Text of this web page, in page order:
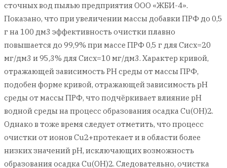
сточных вод пылью предприятия ООО «ЖБИ-4».
Показано, что при увеличении массы добавки ПРФ до 0,5
г на 100 дм3 эффективность очистки плавно
повышается до 99,9% при массе ПРФ 0,5 г для Cисх=20
мг/дм3 и 95,3% для Cисх=10 мг/дм3. Характер кривой,
отражающей зависимость PH среды от массы ПРФ,
подобен форме кривой, отражающей зависимость pH
среды от массы ПРФ, что подчёркивает влияние pH
водной среды на процесс образования осадка Cu(OH)2.
Однако в тоже время следует отметить, что процесс
очистки от ионов Cu2+протекает и в области более
низких значений pH, исключающих возможность
образования осадка Cu(OH)2. Следовательно, очистка